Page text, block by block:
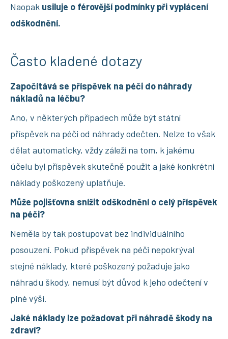
Naopak usiluje o férovější podmínky při vyplácení
odškodnění.
Často kladené dotazy
Započítává se příspěvek na péči do náhrady
nákladů na léčbu?
Ano, v některých případech může být státní
příspěvek na péči od náhrady odečten. Nelze to však
dělat automaticky, vždy záleží na tom, k jakému
účelu byl příspěvek skutečně použit a jaké konkrétní
náklady poškozený uplatňuje.
Může pojišťovna snížit odškodnění o celý příspěvek
na péči?
Neměla by tak postupovat bez individuálního
posouzení. Pokud příspěvek na péči nepokrýval
stejné náklady, které poškozený požaduje jako
náhradu škody, nemusí být důvod k jeho odečtení v
plné výši.
Jaké náklady lze požadovat při náhradě škody na
zdraví?